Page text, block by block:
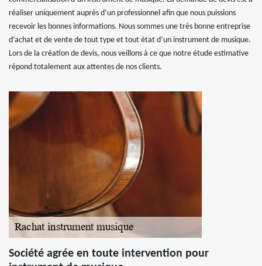
réaliser uniquement auprès d’un professionnel afin que nous puissions
recevoir les bonnes informations. Nous sommes une très bonne entreprise
d’achat et de vente de tout type et tout état d’un instrument de musique.
Lors de la création de devis, nous veillons à ce que notre étude estimative
répond totalement aux attentes de nos clients.
Société agrée en toute intervention pour